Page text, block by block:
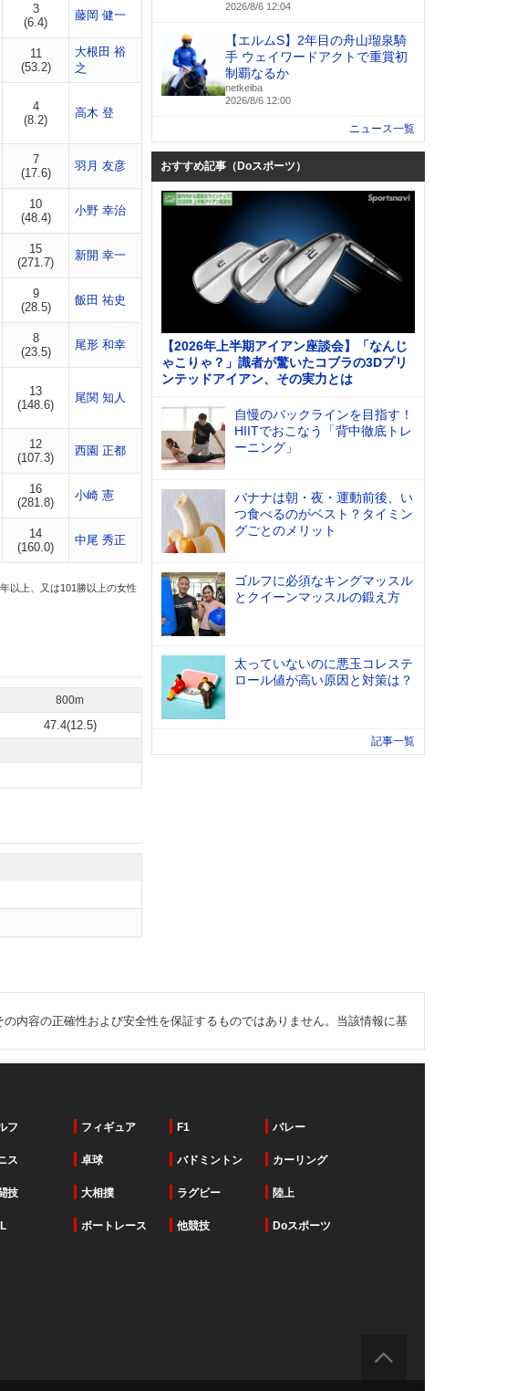
3
(6.4)
藤岡 健一
11
(53.2)
大根田 裕
之
4
(8.2)
高木 登
7
(17.6)
羽月 友彦
10
(48.4)
小野 幸治
15
(271.7)
新開 幸一
9
(28.5)
飯田 祐史
8
(23.5)
尾形 和幸
13
(148.6)
尾関 知人
12
(107.3)
西園 正都
16
(281.8)
小崎 憲
14
(160.0)
中尾 秀正
以上、又は101勝以上の女性
800m
47.4(12.5)
2026/8/6 12:04
【エルムS】2年目の舟山瑠泉騎
手 ウェイワードアクトで重賞初
制覇なるか
netkeiba
2026/8/6 12:00
ニュース一覧
おすすめ記事（Doスポーツ）
【2026年上半期アイアン座談会】「なんじ
ゃこりゃ？」識者が驚いたコブラの3Dプリ
ンテッドアイアン、その実力とは
自慢のバックラインを目指す！
HIITでおこなう「背中徹底トレ
ーニング」
バナナは朝・夜・運動前後、い
つ食べるのがベスト？タイミン
グごとのメリット
ゴルフに必須なキングマッスル
とクイーンマッスルの鍛え方
太っていないのに悪玉コレステ
ロール値が高い原因と対策は？
記事一覧
内容の正確性および安全性を保証するものではありません。当該情報に基
フ フィギュア F1 バレー
ス 卓球 バドミントン カーリング
技 大相撲 ラグビー 陸上
ボートレース 他競技 Doスポーツ